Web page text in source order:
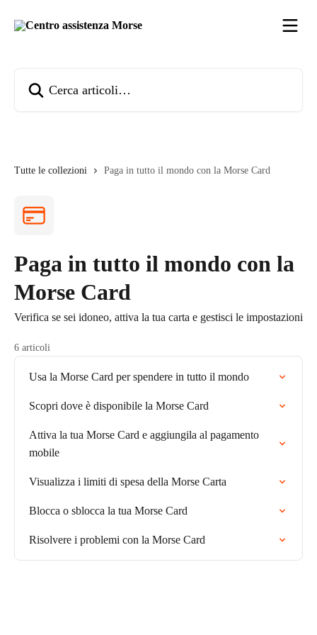
Tutte le collezioni Paga in tutto il mondo con la Morse Card
Paga in tutto il mondo con la
Morse Card
Verifica se sei idoneo, attiva la tua carta e gestisci le impostazioni
6 articoli
Usa la Morse Card per spendere in tutto il mondo
Scopri dove è disponibile la Morse Card
Attiva la tua Morse Card e aggiungila al pagamento
mobile
Visualizza i limiti di spesa della Morse Carta
Blocca o sblocca la tua Morse Card
Risolvere i problemi con la Morse Card